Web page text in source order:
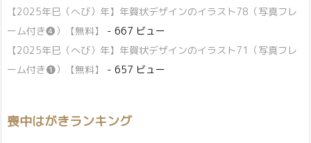
【2025年巳（へび）年】年賀状デザインのイラスト78（写真フレ
ーム付き❹）【無料】
- 667 ビュー
【2025年巳（へび）年】年賀状デザインのイラスト71（写真フレ
ーム付き❶）【無料】
- 657 ビュー
喪中はがきランキング